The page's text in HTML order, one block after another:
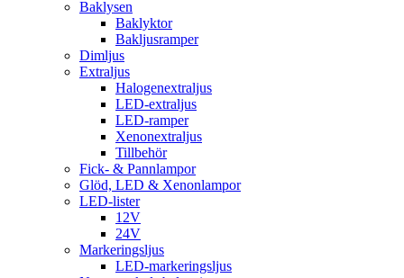
Baklysen
Baklyktor
Bakljusramper
Dimljus
Extraljus
Halogenextraljus
LED-extraljus
LED-ramper
Xenonextraljus
Tillbehör
Fick- & Pannlampor
Glöd, LED & Xenonlampor
LED-lister
12V
24V
Markeringsljus
LED-markeringsljus